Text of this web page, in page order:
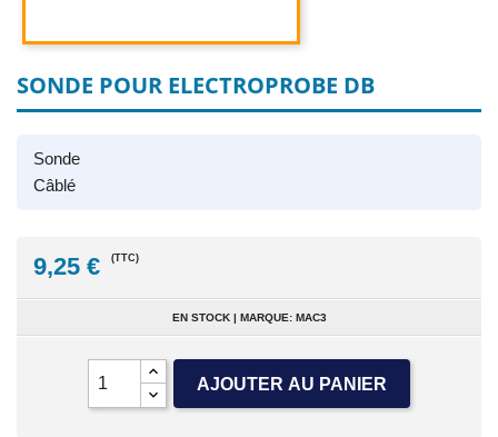
SONDE POUR ELECTROPROBE DB
Sonde
Câblé
9,25 € (TTC)
EN STOCK | MARQUE: MAC3
AJOUTER AU PANIER